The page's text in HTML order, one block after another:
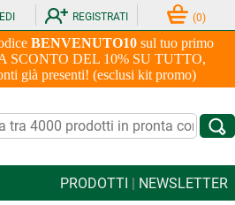
BENVENUTO10 sul tuo primo
SCONTO DEL 10% SU TUTTO,
già presenti! (esclusi kit promo)
REGISTRATI (0)
PRODOTTI | NEWSLETTER